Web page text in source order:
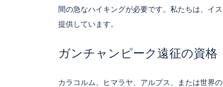
間の急なハイキングが必要です。私たちは、イ
提供しています。
ガンチャンピーク遠征の資格
カラコルム、ヒマラヤ、アルプス、または世界